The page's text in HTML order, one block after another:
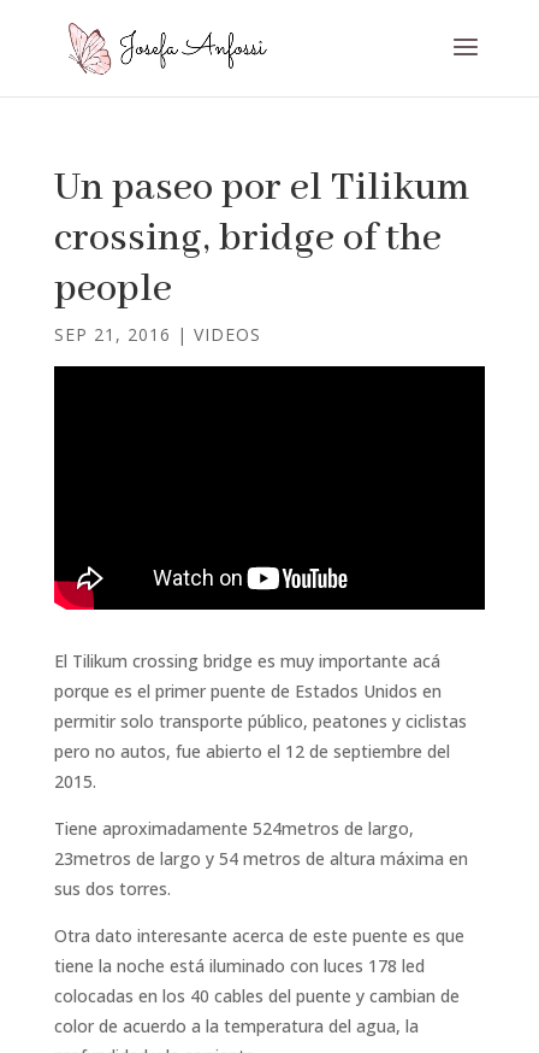
Un paseo por el Tilikum
crossing, bridge of the
people
SEP 21, 2016 | VIDEOS
El Tilikum crossing bridge es muy importante acá
porque es el primer puente de Estados Unidos en
permitir solo transporte público, peatones y ciclistas
pero no autos, fue abierto el 12 de septiembre del
2015.
Tiene aproximadamente 524metros de largo,
23metros de largo y 54 metros de altura máxima en
sus dos torres.
Otra dato interesante acerca de este puente es que
tiene la noche está iluminado con luces 178 led
colocadas en los 40 cables del puente y cambian de
color de acuerdo a la temperatura del agua, la